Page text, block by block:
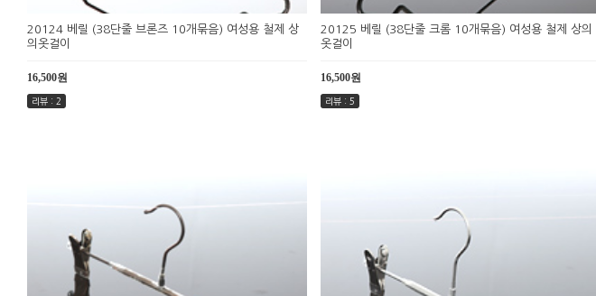
20124 베릴 (38단줄 브론즈 10개묶음) 여성용 철제 상
의옷걸이
16,500원
리뷰 : 2
20125 베릴 (38단줄 크롬 10개묶음) 여성용 철제 상의
옷걸이
16,500원
리뷰 : 5